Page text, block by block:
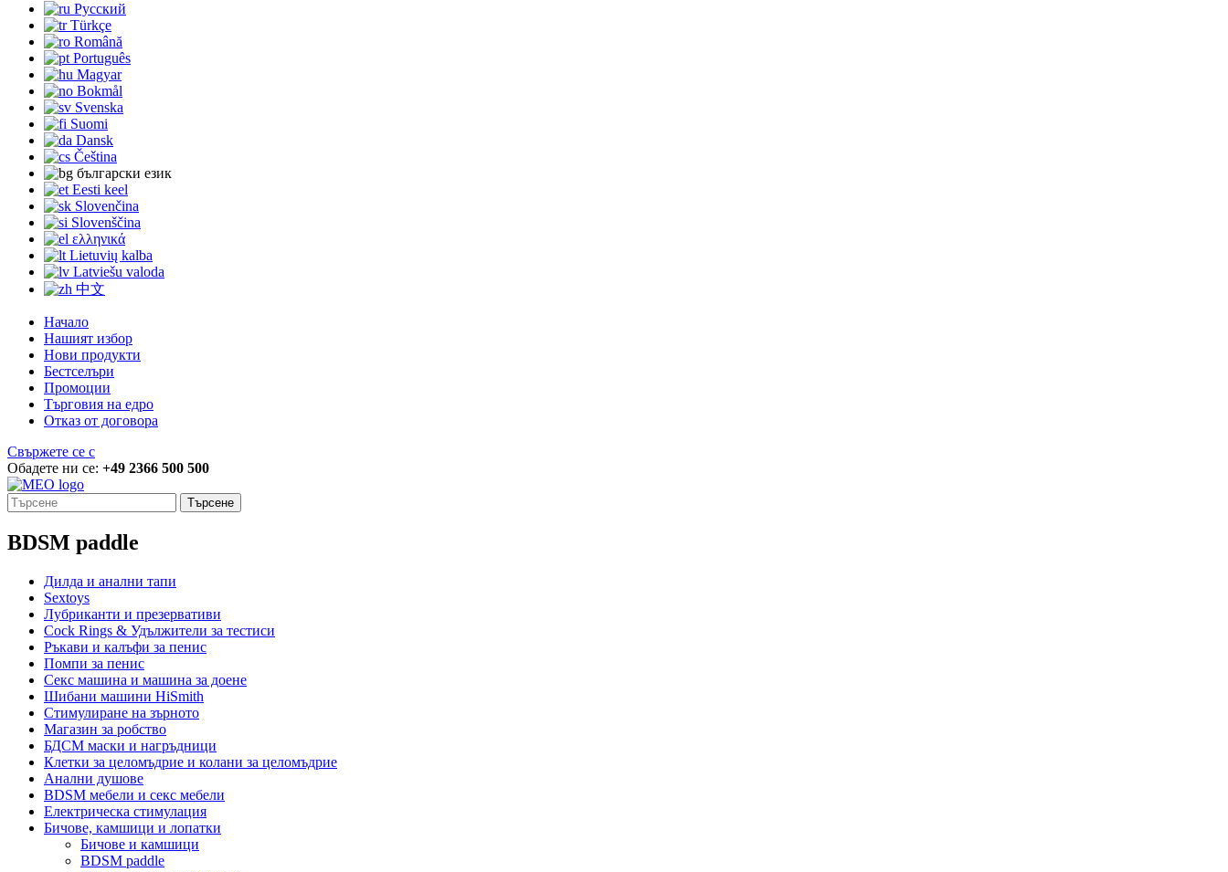
Русский
Türkçe
Română
Português
Magyar
Bokmål
Svenska
Suomi
Dansk
Čeština
български език
Eesti keel
Slovenčina
Slovenščina
ελληνικά
Lietuvių kalba
Latviešu valoda
中文
Начало
Нашият избор
Нови продукти
Бестселъри
Промоции
Търговия на едро
Отказ от договора
Свържете се с
Обадете ни се: +49 2366 500 500
Търсене
BDSM paddle
Дилда и анални тапи
Sextoys
Лубриканти и презервативи
Cock Rings & Удължители за тестиси
Ръкави и калъфи за пенис
Помпи за пенис
Секс машина и машина за доене
Шибани машини HiSmith
Стимулиране на зърното
Магазин за робство
БДСМ маски и нагръдници
Клетки за целомъдрие и колани за целомъдрие
Анални душове
BDSM мебели и секс мебели
Електрическа стимулация
Бичове, камшици и лопатки
Бичове и камшици
BDSM paddle